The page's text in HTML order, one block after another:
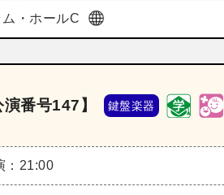
・ホールC
番号147】 鍵盤楽器
：21:00